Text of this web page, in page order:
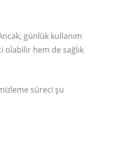
günlük kullanım
olabilir hem de sağlık
süreci şu